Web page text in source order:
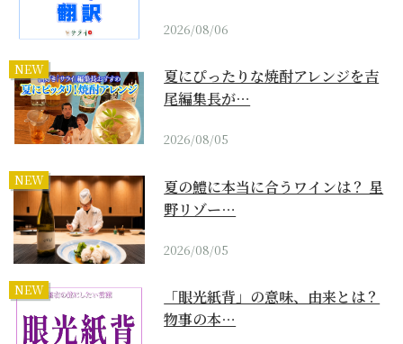
2026/08/06
NEW
夏にぴったりな焼酎アレンジを吉
尾編集長が…
2026/08/05
NEW
夏の鱧に本当に合うワインは？ 星
野リゾー…
2026/08/05
NEW
「眼光紙背」の意味、由来とは？
物事の本…